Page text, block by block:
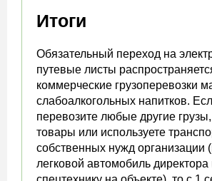
Итоги
Обязательный переход на
путевые листы
коммерческие грузоперевозки
слабоалкогольных напитков.
перевозите любые другие
товары или используете
собственных нужд организации
легковой автомобиль директора